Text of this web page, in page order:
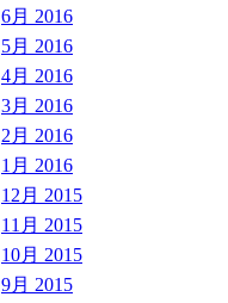
6月 2016
5月 2016
4月 2016
3月 2016
2月 2016
1月 2016
12月 2015
11月 2015
10月 2015
9月 2015